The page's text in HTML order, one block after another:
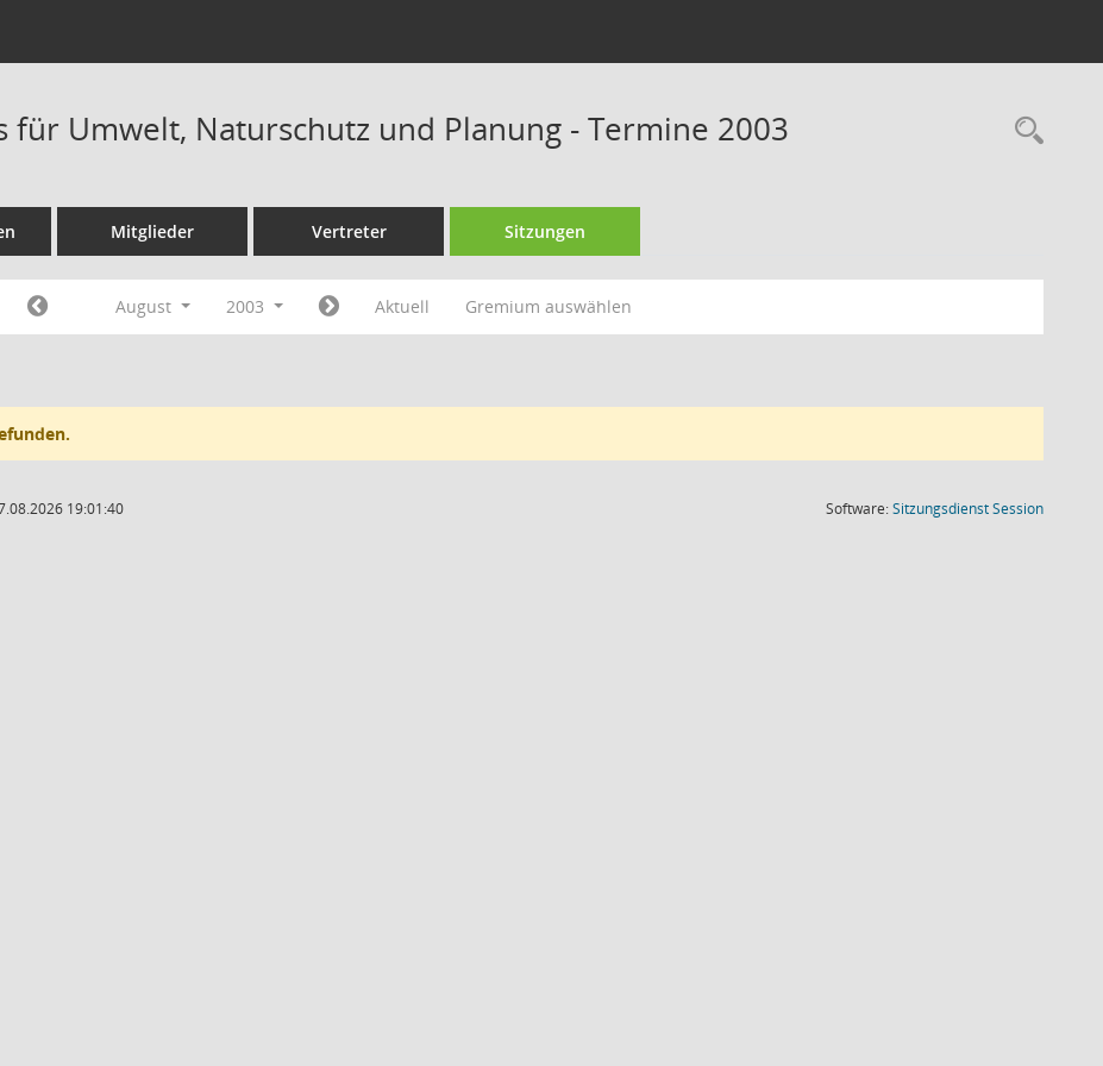
für Umwelt, Naturschutz und Planung - Termine 2003
Mitglieder Vertreter Sitzungen
August 2003 Aktuell Gremium auswählen
19:01:40 Software:SitzungsdienstSession(Wird in